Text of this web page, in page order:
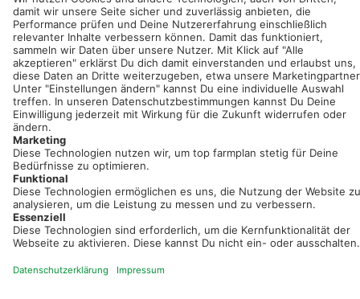
Neue Features, spannende Tipps und hilfreiche Anleitungen!
Registriere dich kostenlos!
einfach und bequem!
Kostenlos registrieren & sofort starten